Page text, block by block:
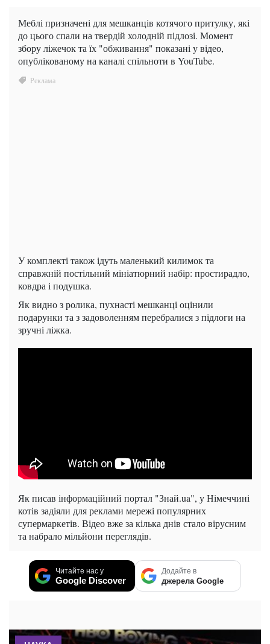
Меблі призначені для мешканців котячого притулку, які
до цього спали на твердій холодній підлозі. Момент
збору ліжечок та їх "обживання" показані у відео,
опублікованому на каналі спільноти в YouTube.
У комплекті також ідуть маленький килимок та
справжній постільний мініатюрний набір: простирадло,
ковдра і подушка.
Як видно з ролика, пухнасті мешканці оцінили
подарунки та з задоволенням перебралися з підлоги на
зручні ліжка.
Як писав інформаційний портал "Знай.ua", у Німеччині
котів задіяли для реклами мережі популярних
супермаркетів. Відео вже за кілька днів стало вірусним
та набрало мільйони переглядів.
Читайте нас у
Google Discover
Додайте в
джерела Google